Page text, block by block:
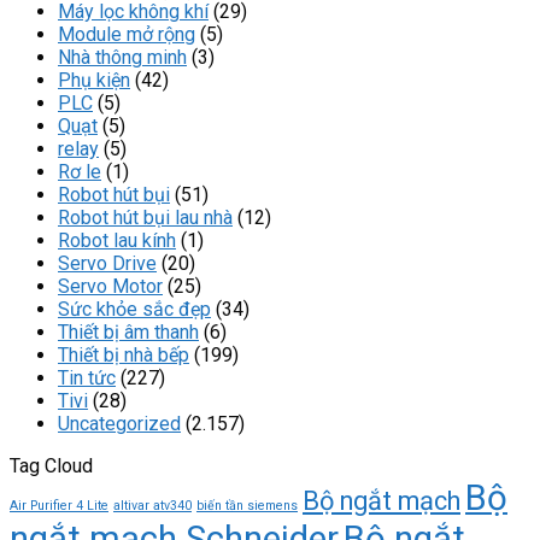
Máy lọc không khí(29)
Module mở rộng (5)
Nhà thông minh (3)
Phụ kiện (42)
PLC (5)
Quạt (5)
relay (5)
Rơ le (1)
Robot hút bụi (51)
Robot hút bụi lau nhà (12)
Robot lau kính (1)
Servo Drive (20)
Servo Motor (25)
Sức khỏe sắc đẹp (34)
Thiết bị âm thanh (6)
Thiết bị nhà bếp (199)
Tin tức (227)
Tivi (28)
Uncategorized (2.157)
Tag Cloud
Air Purifier 4 Lite altivar atv340 biến tần siemens Bộ ngắt mạch Bộ